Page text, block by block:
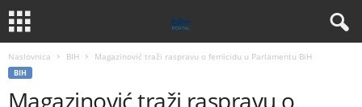
Naslovnica BIH Magazinović traži raspravu o femicidu u Parlamentu BiH
BIH
Magazinović traži raspravu o